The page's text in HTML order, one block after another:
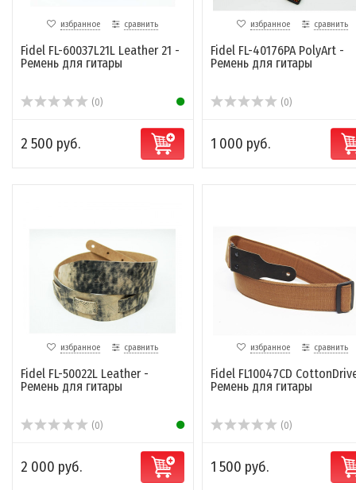
избранное сравнить
Fidel FL-60037L21L Leather 21 -
Ремень для гитары
(0)
2 500 руб.
избранное сравнить
Fidel FL-40176PA PolyArt -
Ремень для гитары
(0)
1 000 руб.
избранное сравнить
Fidel FL-50022L Leather -
Ремень для гитары
(0)
2 000 руб.
избранное сравнить
Fidel FL10047CD
Ремень для гитары
(0)
1 500 руб.